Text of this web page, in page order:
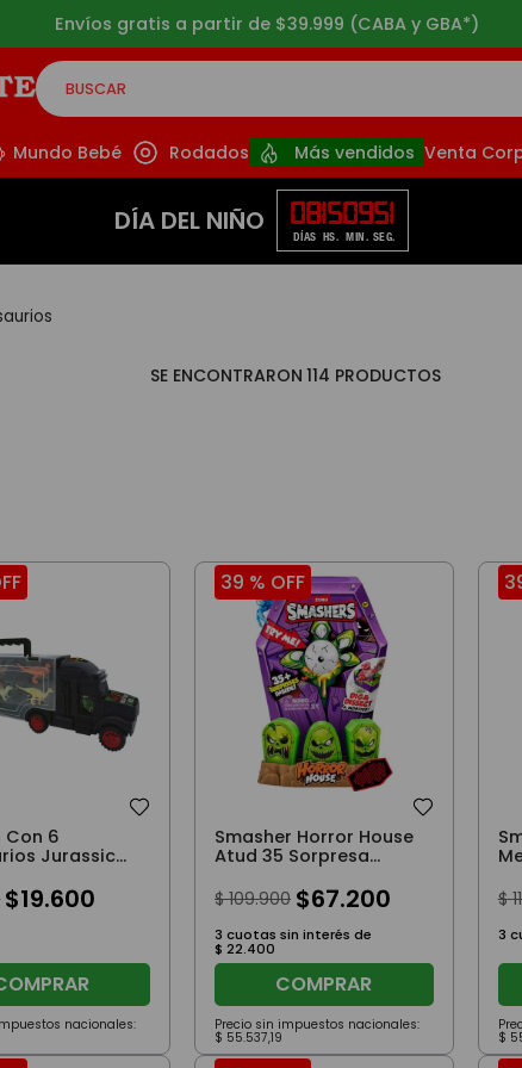
gratis a partir de $39.999 (CABA y GBA*)
BUSCAR
Mundo Bebé Rodados Más vendidos Venta
DÍA DEL NIÑO 08
DÍAS
15
HS.
09
MIN.
50
SEG.
114 PRODUCTOS
Con 6
Jurassic
$19.600
nacionales:
39 % OFF
Smasher Horror House
Atud 35 Sorpresa
Araña Celeste Tiburón
$ 109.900 $67.200
3 cuotas sin interés de
$ 22.400
COMPRAR
Precio sin impuestos nacionales:
$ 55.537,19
$
3
$